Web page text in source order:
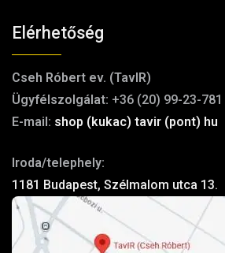
Elérhetőség
Cseh Róbert ev. (TavIR)
Ügyfélszolgálat: +36 (20) 99-23-781
E-mail: shop (kukac) tavir (pont) hu
Iroda/telephely:
1181 Budapest, Szélmalom utca 13.